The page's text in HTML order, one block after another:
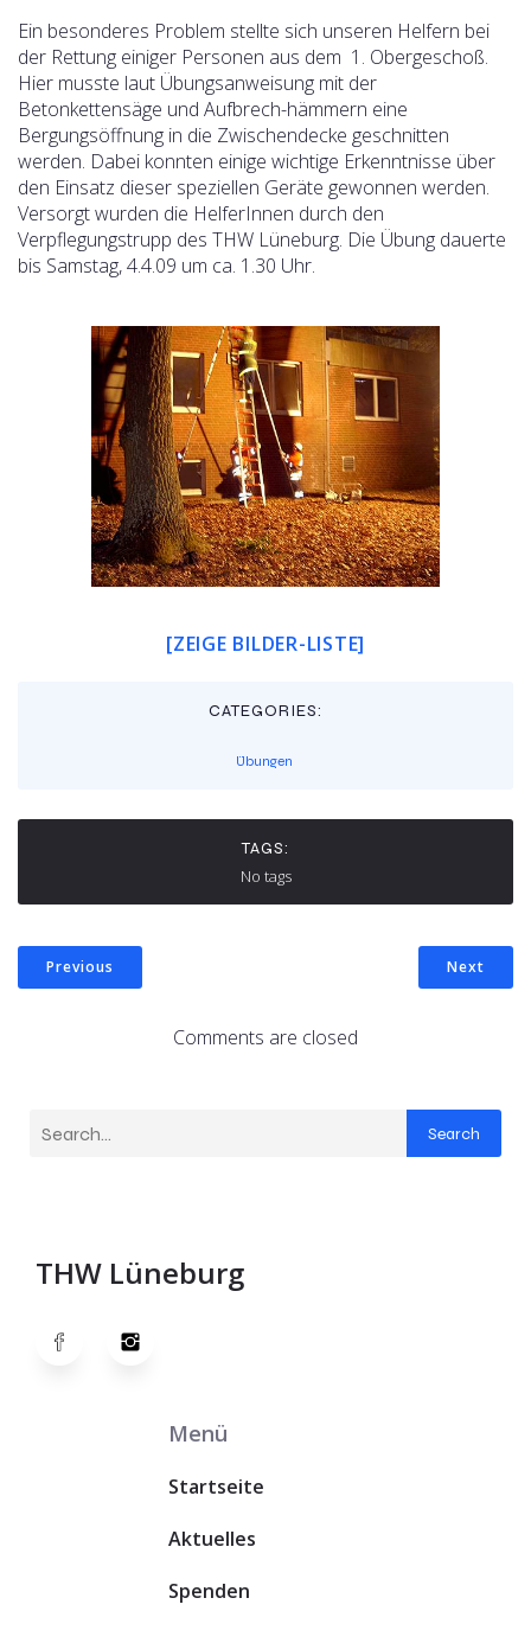
Ein besonderes Problem stellte sich unseren Helfern bei
der Rettung einiger Personen aus dem 1. Obergeschoß.
Hier musste laut Übungsanweisung mit der
Betonkettensäge und Aufbrech-hämmern eine
Bergungsöffnung in die Zwischendecke geschnitten
werden. Dabei konnten einige wichtige Erkenntnisse über
den Einsatz dieser speziellen Geräte gewonnen werden.
Versorgt wurden die HelferInnen durch den
Verpflegungstrupp des THW Lüneburg. Die Übung dauerte
bis Samstag, 4.4.09 um ca. 1.30 Uhr.
[ZEIGE BILDER-LISTE]
CATEGORIES:
Übungen
TAGS:
No tags
Previous Next
Comments are closed
Search
THW Lüneburg
Menü
Startseite
Aktuelles
Spenden